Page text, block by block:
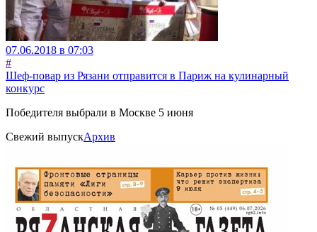
07.06.2018 в 07:03
#
Шеф-повар из Рязани отправится в Париж на кулинарный
конкурс
Победителя выбрали в Москве 5 июня
Свежий выпускАрхив